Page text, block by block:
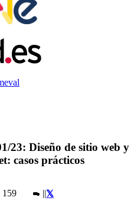
23: Diseño de sitio web y
casos prácticos
159 ||